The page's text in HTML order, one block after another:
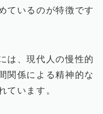
ているのが特徴です
は、現代人の慢性的
関係による精神的な
ています。